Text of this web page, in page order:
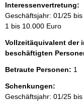
Interessenvertretung:
Geschäftsjahr: 01/25
1 bis 10.000 Euro
Vollzeitäquivalent der
beschäftigten
Betraute Personen: 1
Schenkungen:
Geschäftsjahr: 01/25